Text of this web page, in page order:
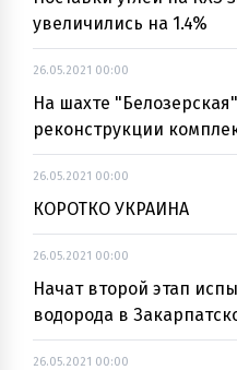
увеличились на 1.4%
26.05.2021 00:00
На шахте
реконструкции
26.05.2021 00:00
КОРОТКО УКРАИНА
26.05.2021 00:00
Начат второй этап
водорода в
26.05.2021 00:00